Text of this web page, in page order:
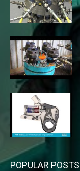
POPULAR POSTS